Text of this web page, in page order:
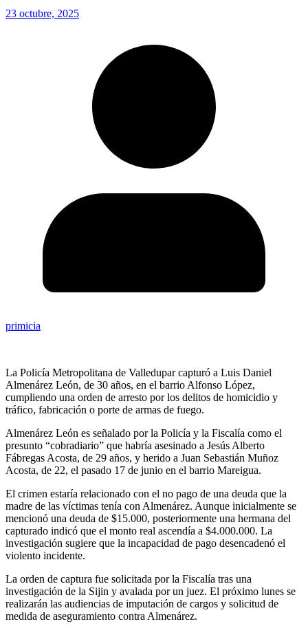
23 octubre, 2025
primicia
La Policía Metropolitana de Valledupar capturó a Luis Daniel
Almenárez León, de 30 años, en el barrio Alfonso López,
cumpliendo una orden de arresto por los delitos de homicidio y
tráfico, fabricación o porte de armas de fuego.
Almenárez León es señalado por la Policía y la Fiscalía como el
presunto “cobradiario” que habría asesinado a Jesús Alberto
Fábregas Acosta, de 29 años, y herido a Juan Sebastián Muñoz
Acosta, de 22, el pasado 17 de junio en el barrio Mareigua.
El crimen estaría relacionado con el no pago de una deuda que la
madre de las víctimas tenía con Almenárez. Aunque inicialmente se
mencionó una deuda de $15.000, posteriormente una hermana del
capturado indicó que el monto real ascendía a $4.000.000. La
investigación sugiere que la incapacidad de pago desencadenó el
violento incidente.
La orden de captura fue solicitada por la Fiscalía tras una
investigación de la Sijin y avalada por un juez. El próximo lunes se
realizarán las audiencias de imputación de cargos y solicitud de
medida de aseguramiento contra Almenárez.